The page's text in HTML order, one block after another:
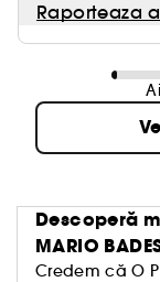
Raporteaza
Descoperă
MARIO
Credem că O